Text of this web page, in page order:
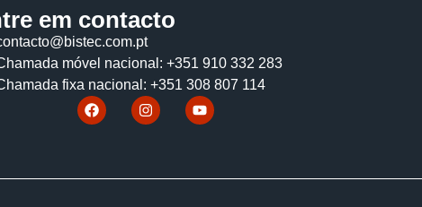
em contacto
móvel nacional: +351 910 332 283
fixa nacional: +351 308 807 114